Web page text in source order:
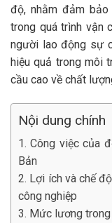
độ, nhằm đảm
trong quá trình vận
người lao động sự
hiệu quả trong môi
cầu cao về chất
Nội dung chính
1. Công việc của
Bản
2. Lợi ích và chế
công nghiệp
3. Mức lương